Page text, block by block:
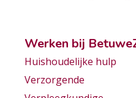
Werken bij
Huishoudelijke hulp
Verzorgende